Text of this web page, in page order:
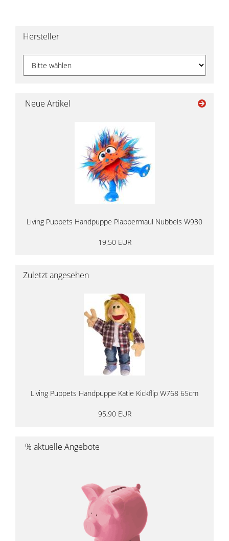
Hersteller
Neue Artikel
Living Puppets Handpuppe Plappermaul Nubbels W930
19,50 EUR
Zuletzt angesehen
Living Puppets Handpuppe Katie Kickflip W768 65cm
95,90 EUR
% aktuelle Angebote